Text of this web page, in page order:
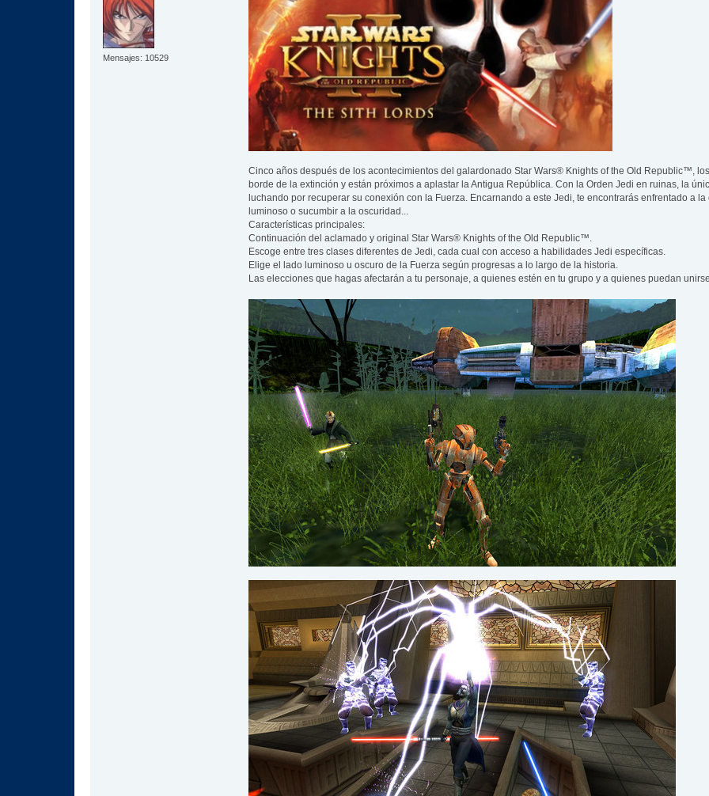
Mensajes: 10529
Cinco años después de los acontecimientos del galardonado Star Wars® Knights of the Old Republic™,
borde de la extinción y están próximos a aplastar la Antigua República. Con la Orden Jedi en ruinas, la
luchando por recuperar su conexión con la Fuerza. Encarnando a este Jedi, te encontrarás enfrentado a
luminoso o sucumbir a la oscuridad...
Características principales:
Continuación del aclamado y original Star Wars® Knights of the Old Republic™.
Escoge entre tres clases diferentes de Jedi, cada cual con acceso a habilidades Jedi específicas.
Elige el lado luminoso u oscuro de la Fuerza según progresas a lo largo de la historia.
Las elecciones que hagas afectarán a tu personaje, a quienes estén en tu grupo y a quienes puedan